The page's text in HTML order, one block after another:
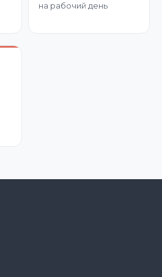
на рабочий день